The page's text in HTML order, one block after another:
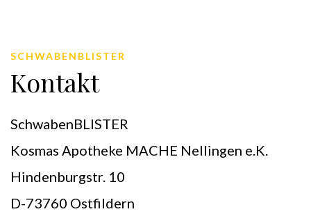
SCHWABENBLISTER
Kontakt
SchwabenBLISTER
Kosmas Apotheke MACHE Nellingen e.K.
Hindenburgstr. 10
D-73760 Ostfildern